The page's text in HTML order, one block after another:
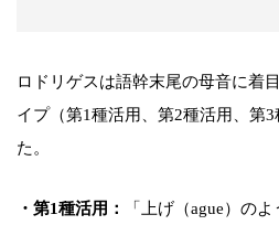
ロドリゲスは語幹末尾の母音に着
イプ（第1種活用、第2種活用、第
た。
・第1種活用：
「上げ（ague）の